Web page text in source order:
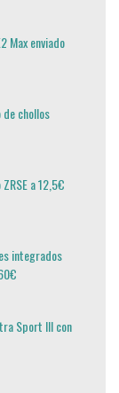
Max enviado
chollos
a 12,5€
integrados
Sport III con